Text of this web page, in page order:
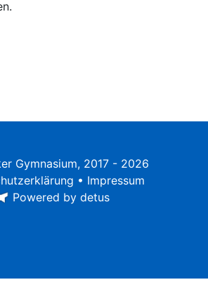
Gymnasium, 2017 - 2026
• Impressum
Powered by detus